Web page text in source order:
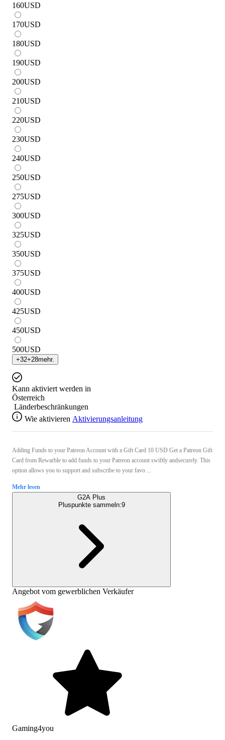
160USD
170USD
180USD
190USD
200USD
210USD
220USD
230USD
240USD
250USD
275USD
300USD
325USD
350USD
375USD
400USD
425USD
450USD
500USD
+32+28mehr.
Kann aktiviert werden in
Österreich
Länderbeschränkungen
Wie aktivieren Aktivierungsanleitung
Adding Funds to your Patreon Account with a Gift Card 10 USD Get a Patreon Gift
Card from Rewarble to add funds to your Patreon account swiftly andsecurely. This
option allows you to support and subscribe to your favo ...
Mehr lesen
G2A Plus
Pluspunkte sammeln:9
Angebot vom gewerblichen Verkäufer
Gaming4you